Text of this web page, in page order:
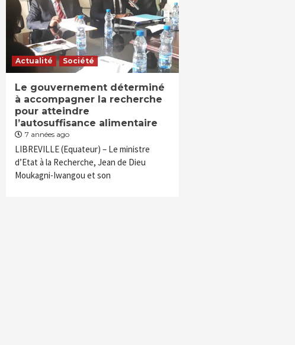
Actualité Société
Le gouvernement déterminé
à accompagner la recherche
pour atteindre
l’autosuffisance alimentaire
7 années ago
LIBREVILLE (Equateur) – Le ministre
d’Etat à la Recherche, Jean de Dieu
Moukagni-Iwangou et son